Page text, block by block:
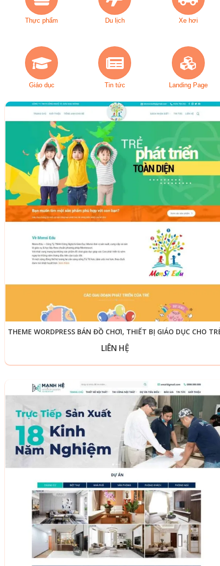
Thực phẩm Du lịch Xe hơi
Giáo dục Tin tức Landing Page
THEME WORDPRESS BÁN ĐỒ CHƠI, THIẾT BỊ GIÁO DỤC CHO
LIÊN HỆ